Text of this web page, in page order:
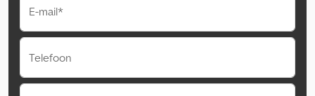
E-mail*
Telefoon